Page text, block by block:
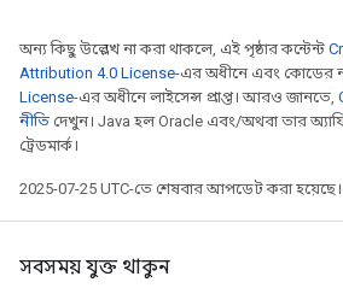
অন্য কিছু উল্লেখ না করা থাকলে, এই পৃষ্ঠার কন্টেন্ট
Attribution 4.0 License-এর অধীনে এবং কোডের
License-এর অধীনে লাইসেন্স প্রাপ্ত। আরও জানতে,
নীতি দেখুন। Java হল Oracle এবং/অথবা তার
ট্রেডমার্ক।
2025-07-25 UTC-তে শেষবার আপডেট করা হয়েছে।
সবসময় যুক্ত থাকুন